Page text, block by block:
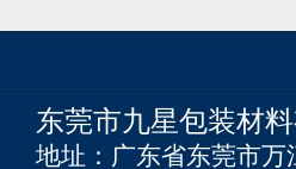
东莞市九星包装材
地址：广东省东莞市